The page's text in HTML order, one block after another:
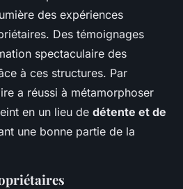
des expériences
Des témoignages
spectaculaire des
à ces structures. Par
a réussi à métamorphoser
en un lieu de détente et de
une bonne partie de la